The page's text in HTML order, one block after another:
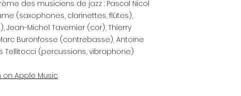
des musiciens de jazz : Pascal Nicol
(saxophones, clarinettes, flûtes),
Jean-Michel Tavernier (cor), Thierry
Buronfosse (contrebasse), Antoine
Tellitocci (percussions, vibraphone)
on Apple Music